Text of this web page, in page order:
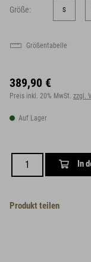
Größe: S
Größentabelle
389,90 €
Preis inkl. 20% MwSt. zzgl.
Auf Lager
In
Produkt teilen